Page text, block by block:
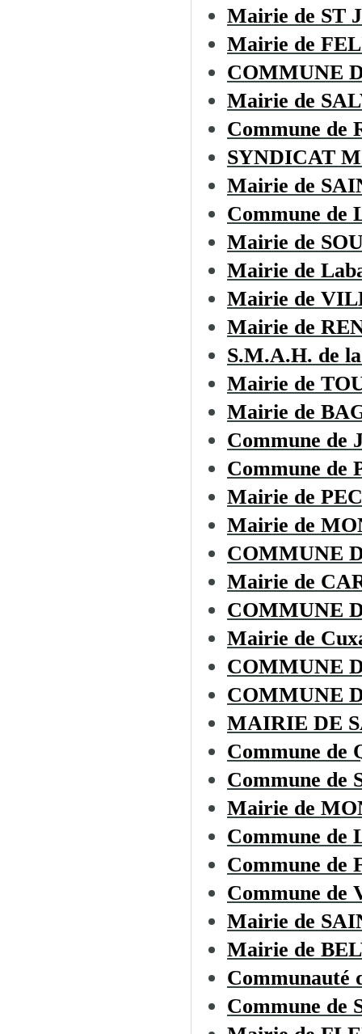
Mairie de ST
Mairie de
COMMUNE
Mairie de
Commune de
SYNDICAT
Mairie de
Commune de
Mairie de
Mairie de
Mairie de
Mairie de
S.M.A.H. de
Mairie de
Mairie de
Commune de
Commune de
Mairie de
Mairie de
COMMUNE
Mairie de
COMMUNE
Mairie de
COMMUNE
COMMUNE
MAIRIE DE
Commune de
Commune de
Mairie de
Commune de
Commune de
Commune
Mairie de
Mairie de
Communauté
Commune de